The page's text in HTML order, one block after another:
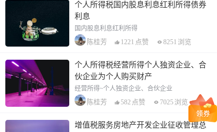
个人所得税国内股息利息红利所得债券
利息
国内股息利息红利所得
陈桂芳
1221 点赞 8251 浏览
个人所得税经营所得个人独资企业、合
伙企业为个人购买财产
经营所得~个人独资企业、合伙企业
陈桂芳
582 点赞 7025 浏览
增值税服务房地产开发企业征收管理总